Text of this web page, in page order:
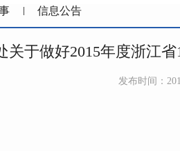
信息公告
关于做好2015年度浙江
发布时间：